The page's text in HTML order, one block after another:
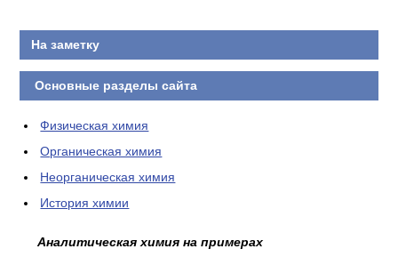
ПРОИЗВОДСТВЕ
И ХИМИЧЕСКАЯ
ТЕХНОЛОГИЯ
На заметку
Основные разделы сайта
Физическая химия
Органическая химия
Неорганическая химия
История химии
Аналитическая химия на примерах